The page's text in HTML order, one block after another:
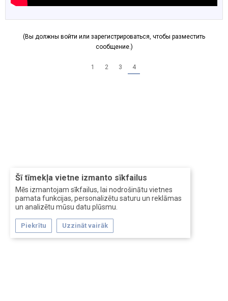
Šī tīmekļa vietne izmanto sīkfailus
Mēs izmantojam sīkfailus, lai nodrošinātu vietnes
pamata funkcijas, personalizētu saturu un reklāmas
un analizētu mūsu datu plūsmu.
Piekrītu Uzzināt vairāk
(Вы должны войти или зарегистрироваться, чтобы разместить
сообщение.)
1 2 3 4